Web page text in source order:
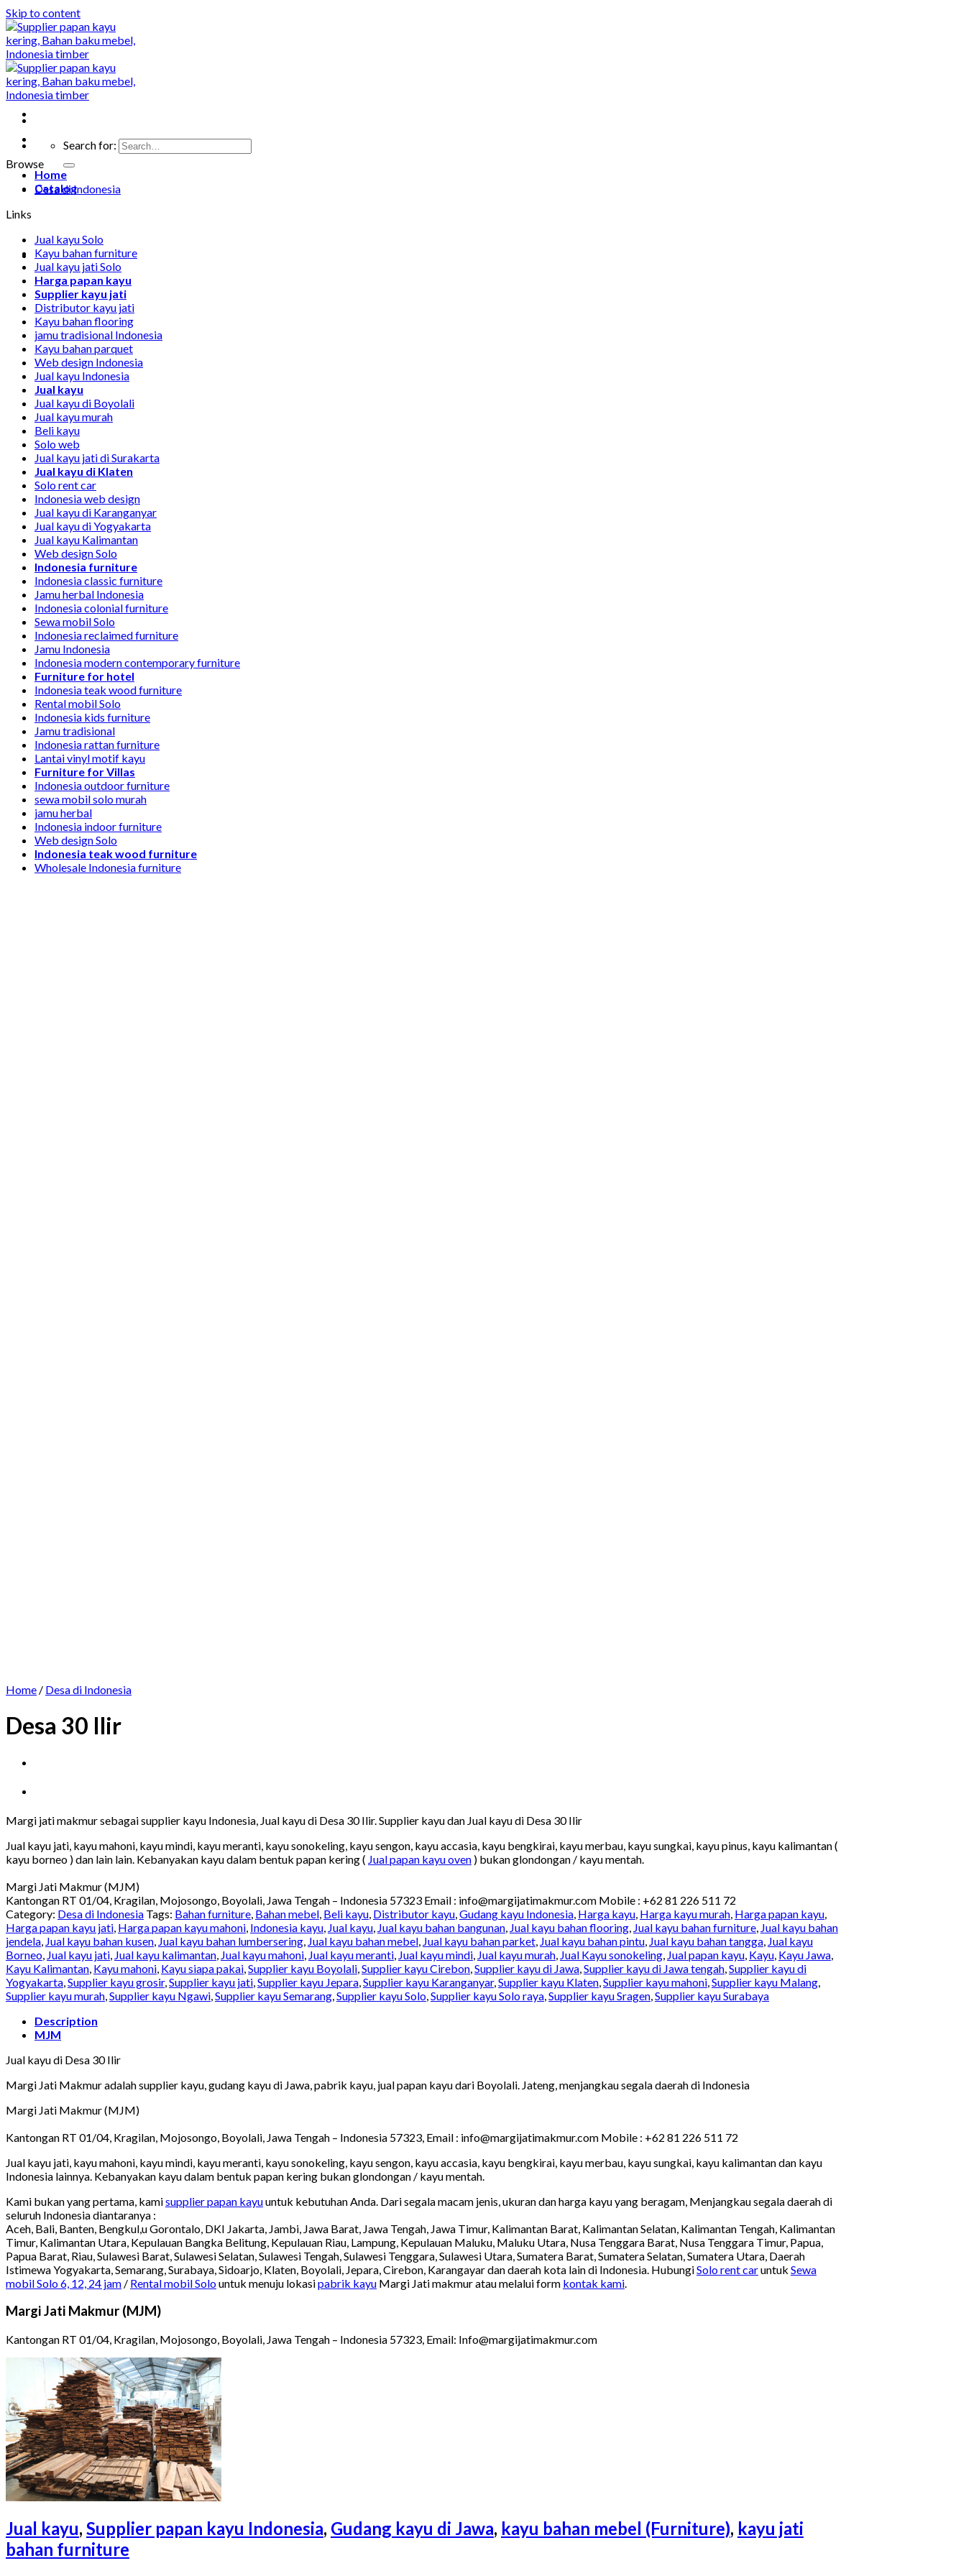
Skip to content
Search for:
Home
Catalog
Browse
Desa di Indonesia
Links
Jual kayu Solo
Kayu bahan furniture
Jual kayu jati Solo
Harga papan kayu
Supplier kayu jati
Distributor kayu jati
Kayu bahan flooring
jamu tradisional Indonesia
Kayu bahan parquet
Web design Indonesia
Jual kayu Indonesia
Jual kayu
Jual kayu di Boyolali
Jual kayu murah
Beli kayu
Solo web
Jual kayu jati di Surakarta
Jual kayu di Klaten
Solo rent car
Indonesia web design
Jual kayu di Karanganyar
Jual kayu di Yogyakarta
Jual kayu Kalimantan
Web design Solo
Indonesia furniture
Indonesia classic furniture
Jamu herbal Indonesia
Indonesia colonial furniture
Sewa mobil Solo
Indonesia reclaimed furniture
Jamu Indonesia
Indonesia modern contemporary furniture
Furniture for hotel
Indonesia teak wood furniture
Rental mobil Solo
Indonesia kids furniture
Jamu tradisional
Indonesia rattan furniture
Lantai vinyl motif kayu
Furniture for Villas
Indonesia outdoor furniture
sewa mobil solo murah
jamu herbal
Indonesia indoor furniture
Web design Solo
Indonesia teak wood furniture
Wholesale Indonesia furniture
Home / Desa di Indonesia
Desa 30 Ilir
Margi jati makmur sebagai supplier kayu Indonesia, Jual kayu di Desa 30 Ilir. Supplier kayu dan Jual kayu di Desa 30 Ilir
Jual kayu jati, kayu mahoni, kayu mindi, kayu meranti, kayu sonokeling, kayu sengon, kayu accasia, kayu bengkirai, kayu merbau, kayu sungkai, kayu pinus, kayu kalimantan (
kayu borneo ) dan lain lain. Kebanyakan kayu dalam bentuk papan kering ( Jual papan kayu oven ) bukan glondongan / kayu mentah.
Margi Jati Makmur (MJM)
Kantongan RT 01/04, Kragilan, Mojosongo, Boyolali, Jawa Tengah – Indonesia 57323 Email : info@margijatimakmur.com Mobile : +62 81 226 511 72
Category: Desa di Indonesia Tags: Bahan furniture Bahan mebel Beli kayu Distributor kayu Gudang kayu Indonesia Harga kayu Harga kayu murah Harga papan kayu
Harga papan kayu jati Harga papan kayu mahoni Indonesia kayu Jual kayu Jual kayu bahan bangunan Jual kayu bahan flooring Jual kayu bahan furniture Jual kayu bahan
jendela Jual kayu bahan kusen Jual kayu bahan lumbersering Jual kayu bahan mebel Jual kayu bahan parket Jual kayu bahan pintu Jual kayu bahan tangga Jual kayu
Borneo Jual kayu jati Jual kayu kalimantan Jual kayu mahoni Jual kayu meranti Jual kayu mindi Jual kayu murah Jual Kayu sonokeling Jual papan kayu Kayu Kayu Jawa
Kayu Kalimantan Kayu mahoni Kayu siapa pakai Supplier kayu Boyolali Supplier kayu Cirebon Supplier kayu di Jawa Supplier kayu di Jawa tengah Supplier kayu di
Yogyakarta Supplier kayu grosir, Supplier kayu jati Supplier kayu Jepara Supplier kayu Karanganyar, Supplier kayu Klaten Supplier kayu mahoni Supplier kayu Malang
Supplier kayu murah Supplier kayu Ngawi Supplier kayu Semarang Supplier kayu Solo Supplier kayu Solo raya Supplier kayu Sragen Supplier kayu Surabaya
Description
MJM
Jual kayu di Desa 30 Ilir
Margi Jati Makmur adalah supplier kayu, gudang kayu di Jawa, pabrik kayu, jual papan kayu dari Boyolali. Jateng, menjangkau segala daerah di Indonesia
Margi Jati Makmur (MJM)
Kantongan RT 01/04, Kragilan, Mojosongo, Boyolali, Jawa Tengah – Indonesia 57323, Email : info@margijatimakmur.com Mobile : +62 81 226 511 72
Jual kayu jati, kayu mahoni, kayu mindi, kayu meranti, kayu sonokeling, kayu sengon, kayu accasia, kayu bengkirai, kayu merbau, kayu sungkai, kayu kalimantan dan kayu
Indonesia lainnya. Kebanyakan kayu dalam bentuk papan kering bukan glondongan / kayu mentah.
Kami bukan yang pertama, kamisupplier papan kayuuntuk kebutuhan Anda. Dari segala macam jenis, ukuran dan harga kayu yang beragam, Menjangkau segala daerah di
seluruh Indonesia diantaranya :
Aceh, Bali, Banten, Bengkul,u Gorontalo, DKI Jakarta, Jambi, Jawa Barat, Jawa Tengah, Jawa Timur, Kalimantan Barat, Kalimantan Selatan, Kalimantan Tengah, Kalimantan
Timur, Kalimantan Utara, Kepulauan Bangka Belitung, Kepulauan Riau, Lampung, Kepulauan Maluku, Maluku Utara, Nusa Tenggara Barat, Nusa Tenggara Timur, Papua,
Papua Barat, Riau, Sulawesi Barat, Sulawesi Selatan, Sulawesi Tengah, Sulawesi Tenggara, Sulawesi Utara, Sumatera Barat, Sumatera Selatan, Sumatera Utara, Daerah
Istimewa Yogyakarta, Semarang, Surabaya, Sidoarjo, Klaten, Boyolali, Jepara, Cirebon, Karangayar dan daerah kota lain di Indonesia. HubungiSolo rent caruntuk Sewa
mobil Solo 6, 12, 24 jam / Rental mobil Solountuk menuju lokasipabrik kayu Margi Jati makmur atau melalui form kontak kami
Margi Jati Makmur (MJM)
Kantongan RT 01/04, Kragilan, Mojosongo, Boyolali, Jawa Tengah – Indonesia 57323, Email: Info@margijatimakmur.com
Jual kayu, Supplier papan kayu Indonesia, Gudang kayu di Jawa, kayu bahan mebel (Furniture), kayu jati
bahan furniture